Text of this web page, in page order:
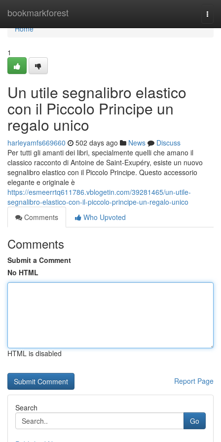
bookmarkforest
Home
Home
1
Un utile segnalibro elastico
con il Piccolo Principe un
regalo unico
harleyamfs669660 502 days ago News
Discuss
Per tutti gli amanti dei libri, specialmente quelli che amano il
classico racconto di Antoine de Saint-Exupéry, esiste un nuovo
segnalibro elastico con il Piccolo Principe. Questo accessorio
elegante e originale è
https://esmeerrtq611786.vblogetin.com/39281465/un-utile-
segnalibro-elastico-con-il-piccolo-principe-un-regalo-unico
Comments
Who Upvoted
Comments
Submit a Comment
No HTML
HTML is disabled
Report Page
Search
Go